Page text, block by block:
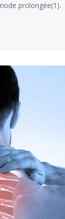
prolongée(1).